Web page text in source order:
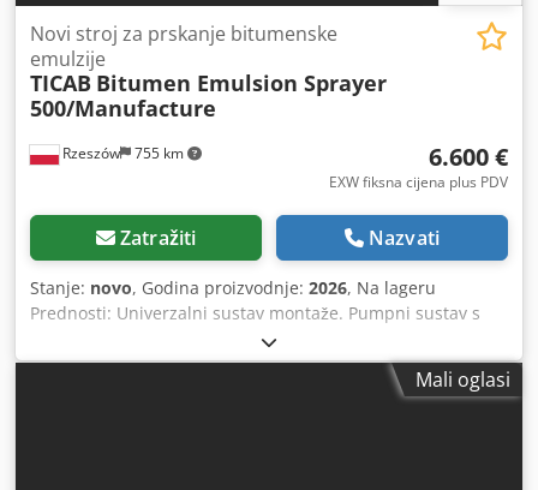
Rzeszów 755 km
Novi stroj za prskanje bitumenske
emulzije
TICAB Bitumen Emulsion Sprayer
500/Manufacture
6.600 €
EXW fiksna cijena plus PDV
Zatražiti Nazvati
Stanje: novo, Godina proizvodnje: 2026, Na lageru
Prednosti: Univerzalni sustav montaže. Pumpni sustav s
ugrađenim filtrom za punjenje/pražnjenje spremnika
bitumenskom emulzijom. Ugrađeni grijač (plamenik na
plinski propan). BS-500 se može montirati na prikolicu ili
Mali oglasi